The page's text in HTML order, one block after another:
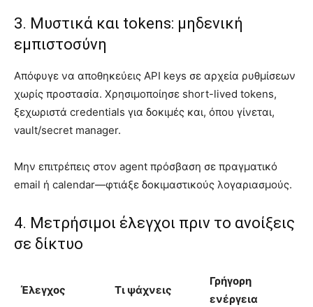
3. Μυστικά και tokens: μηδενική
εμπιστοσύνη
Απόφυγε να αποθηκεύεις API keys σε αρχεία ρυθμίσεων
χωρίς προστασία. Χρησιμοποίησε short-lived tokens,
ξεχωριστά credentials για δοκιμές και, όπου γίνεται,
vault/secret manager.
Μην επιτρέπεις στον agent πρόσβαση σε πραγματικό
email ή calendar—φτιάξε δοκιμαστικούς λογαριασμούς.
4. Μετρήσιμοι έλεγχοι πριν το ανοίξεις
σε δίκτυο
Έλεγχος Τι ψάχνεις
Γρήγορη
ενέργεια